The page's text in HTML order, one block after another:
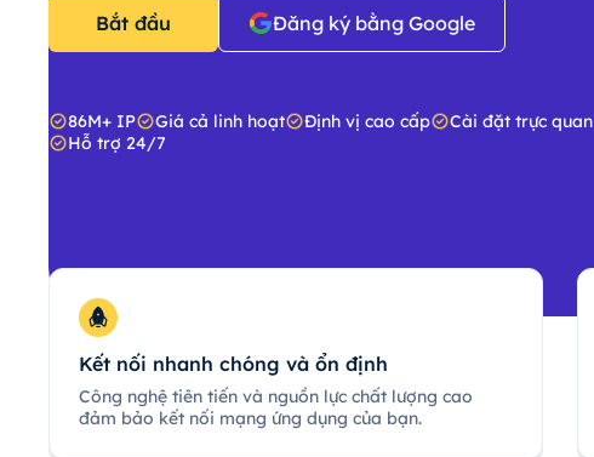
Bắt đầu Đăng ký bằng Google
86M+ IP Giá cả linh hoạt Định vị cao cấp
Cài đặt trực quan
Hỗ trợ 24/7
Kết nối nhanh chóng và ổn định
Công nghệ tiên tiến và nguồn lực chất lượng cao
đảm bảo kết nối mạng ứng dụng của bạn.